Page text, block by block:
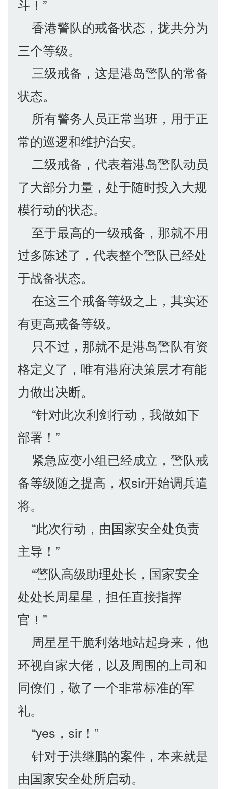
斗！”
香港警队的戒备状态，拢共分为
三个等级。
三级戒备，这是港岛警队的常备
状态。
所有警务人员正常当班，用于正
常的巡逻和维护治安。
二级戒备，代表着港岛警队动员
了大部分力量，处于随时投入大规
模行动的状态。
至于最高的一级戒备，那就不用
过多陈述了，代表整个警队已经处
于战备状态。
在这三个戒备等级之上，其实还
有更高戒备等级。
只不过，那就不是港岛警队有资
格定义了，唯有港府决策层才有能
力做出决断。
“针对此次利剑行动，我做如下
部署！”
紧急应变小组已经成立，警队戒
备等级随之提高，权sir开始调兵遣
将。
“此次行动，由国家安全处负责
主导！”
“警队高级助理处长，国家安全
处处长周星星，担任直接指挥
官！”
周星星干脆利落地站起身来，他
环视自家大佬，以及周围的上司和
同僚们，敬了一个非常标准的军
礼。
“yes，sir！”
针对于洪继鹏的案件，本来就是
由国家安全处所启动。